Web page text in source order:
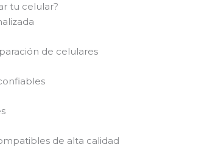
tu celular?
de celulares
de alta calidad